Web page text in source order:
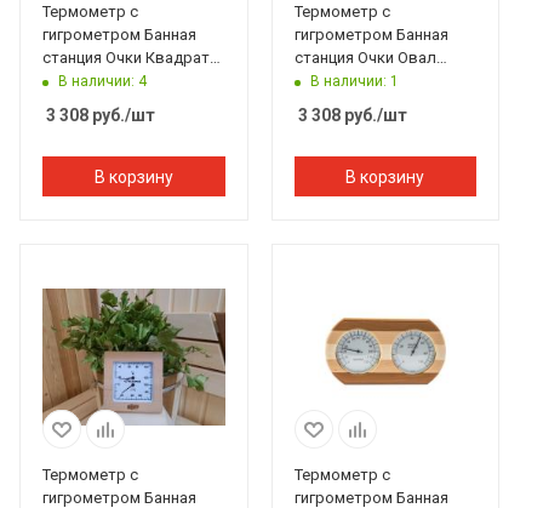
Термометр с
гигрометром Банная
станция Очки Квадрат
канадский кедр, TH-21-
R, 212F, Банный Эксперт
В наличии: 4
3 308 руб./шт
В корзину
Термометр с
гигрометром Банная
станция Очки Овал
канадский кедр, TH-20-
R, 212F, Банный Эксперт
В наличии: 1
3 308руб./шт
В корзину
Термометр с
гигрометром Банная
Термометр с
гигрометром Банная